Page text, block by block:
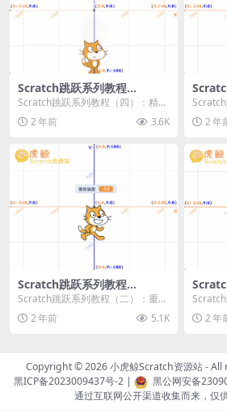
Scratch跳跃系列教程
（四）：精准着陆
Scratch跳跃系列教程（四）：精准
着陆 作者：小虎鲸Scratch资源站
... 2 年前 3.6K
（三
跳跃
连...2 年
Scratch跳跃系列教程
（二）：重力跳跃
Scratch跳跃系列教程（二）：重力
跳跃 作者：小虎鲸Scratch资源站
按...2 年前 5.1K
（一
跳跃
按...2 年
Copyright © 2026小虎鲸Scratch资源站- All
黑ICP备2023009437号-2| 黑公网安备
通过互联网公开渠道收集而来，仅